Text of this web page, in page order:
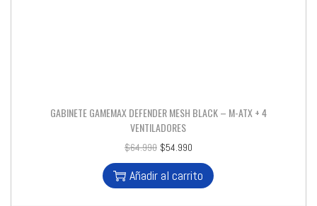
GABINETE GAMEMAX DEFENDER MESH BLACK – M-ATX + 4
VENTILADORES
$64.990 $54.990
Añadir al carrito